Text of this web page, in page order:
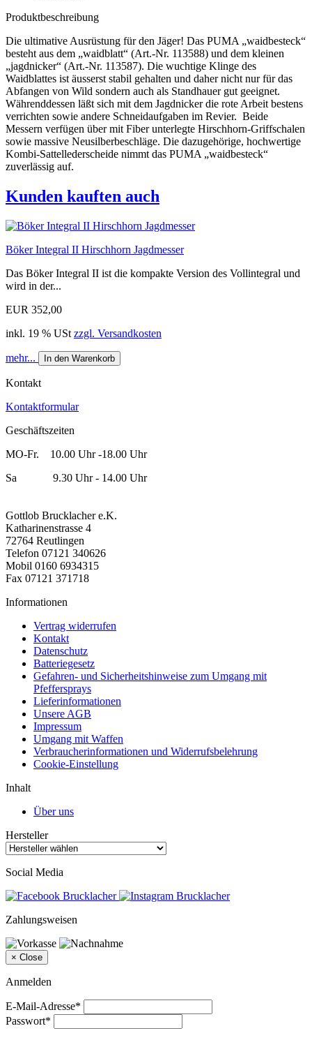
Produktbeschreibung
Die ultimative Ausrüstung für den Jäger! Das PUMA „waidbesteck“
besteht aus dem „waidblatt“ (Art.-Nr. 113588) und dem kleinen
„jagdnicker“ (Art.-Nr. 113587). Die wuchtige Klinge des
Waidblattes ist äusserst stabil gehalten und daher nicht nur für das
Abfangen von Wild sondern auch als Standhauer gut geeignet.
Währenddessen läßt sich mit dem Jagdnicker die rote Arbeit bestens
verrichten sowie andere Schneidaufgaben im Revier. Beide
Messern verfügen über mit Fiber unterlegte Hirschhorn-Griffschalen
sowie massive Neusilberbeschläge. Die dazugehörige, hochwertige
Kombi-Sattellederscheide nimmt das PUMA „waidbesteck“
zuverlässig auf.
Kunden kauften auch
Böker Integral II Hirschhorn Jagdmesser
Das Böker Integral II ist die kompakte Version des Vollintegral und
wird in der...
EUR 352,00
inkl. 19 % USt zzgl. Versandkosten
mehr... In den Warenkorb
Kontakt
Kontaktformular
Geschäftszeiten
MO-Fr. 10.00 Uhr -18.00 Uhr
Sa 9.30 Uhr - 14.00 Uhr
Gottlob Brucklacher e.K.
Katharinenstrasse 4
72764 Reutlingen
Telefon 07121 340626
Mobil 0160 6934315
Fax 07121 371718
Informationen
Vertrag widerrufen
Kontakt
Datenschutz
Batteriegesetz
Gefahren- und Sicherheitshinweise zum Umgang mit
Pfeffersprays
Lieferinformationen
Unsere AGB
Impressum
Umgang mit Waffen
Verbraucherinformationen und Widerrufsbelehrung
Cookie-Einstellung
Inhalt
Über uns
Hersteller
Social Media
Zahlungsweisen
× Close
Anmelden
E-Mail-Adresse*
Passwort*